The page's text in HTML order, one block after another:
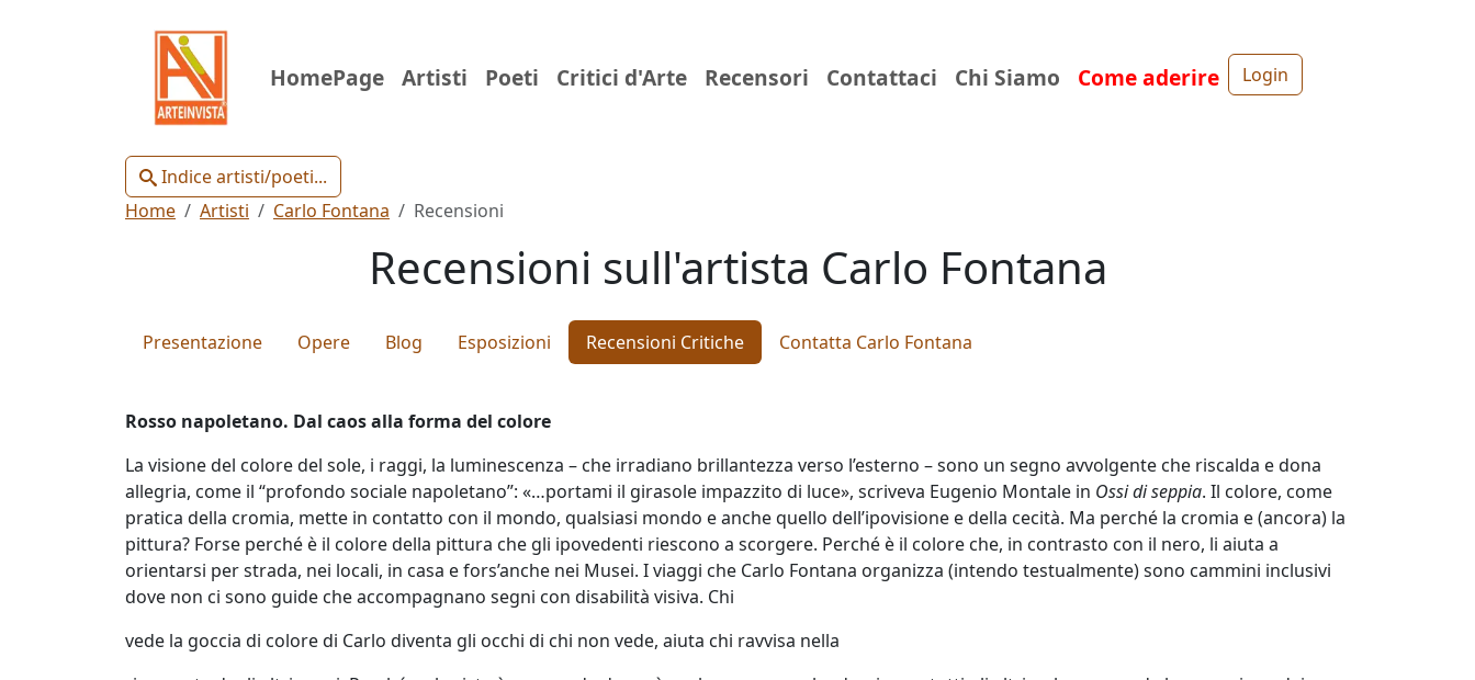
HomePage Artisti Poeti Critici d'Arte Recensori Contattaci Chi Siamo Come aderire Login
Indice artisti/poeti...
Gianluca
Aiolo
ROI
Home Artisti Carlo Fontana Recensioni
Recensioni sull'artista Carlo Fontana
Presentazione Opere Blog Esposizioni Recensioni Critiche Contatta Carlo Fontana
Rosso napoletano. Dal caos alla forma del colore
La visione del colore del sole, i raggi, la luminescenza – che irradiano brillantezza verso l’esterno – sono un segno avvolgente che riscalda e dona
allegria, come il “profondo sociale napoletano”: «…portami il girasole impazzito di luce», scriveva Eugenio Montale in Ossi di seppia. Il colore, come
pratica della cromia, mette in contatto con il mondo, qualsiasi mondo e anche quello dell’ipovisione e della cecità. Ma perché la cromia e (ancora) la
pittura? Forse perché è il colore della pittura che gli ipovedenti riescono a scorgere. Perché è il colore che, in contrasto con il nero, li aiuta a
orientarsi per strada, nei locali, in casa e fors’anche nei Musei. I viaggi che Carlo Fontana organizza (intendo testualmente) sono cammini inclusivi
dove non ci sono guide che accompagnano segni con disabilità visiva. Chi
vede la goccia di colore di Carlo diventa gli occhi di chi non vede, aiuta chi ravvisa nella